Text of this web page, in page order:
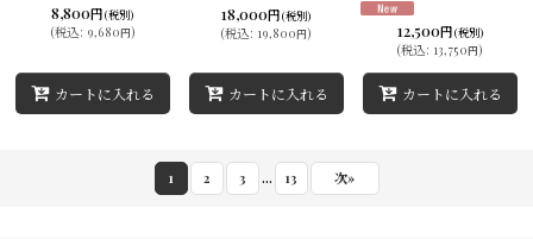
8,800円 (税別)
(税込: 9,680円)
カートに入れる
18,000円 (税別)
(税込: 19,800円)
カートに入れる
12,500円(税別)
(税込: 13,750円)
カートに入れる
1 2 3 ... 13 次»